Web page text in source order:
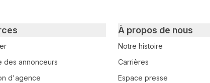
des annonceurs
d'agence
À propos de nous
Notre histoire
Carrières
Espace presse